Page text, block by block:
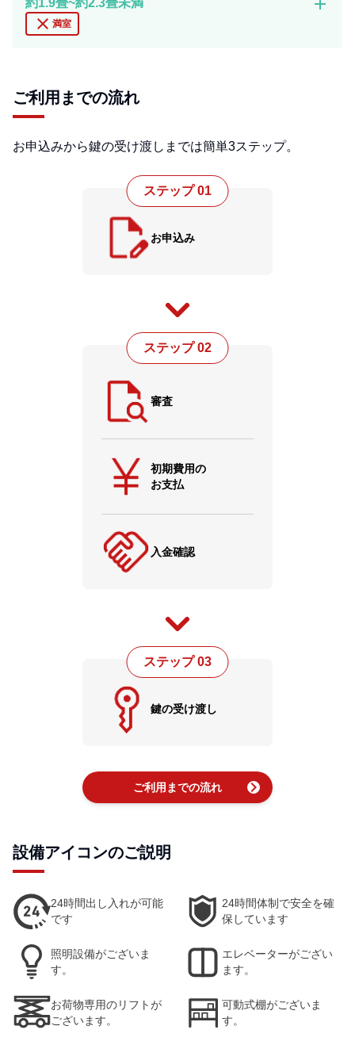
約1.9畳~約2.3畳未満
close 満室
add
ご利用までの流れ
お申込みから鍵の受け渡しまでは簡単3ステップ。
ステップ 01
お申込み
ステップ 02
審査
初期費用の
お支払
入金確認
ステップ 03
鍵の受け渡し
ご利用までの流れ chevron_right
設備アイコンのご説明
24時間出し入れが可能
です
24時間体制で安全を確
保しています
照明設備がございま
す。
エレベーターがござい
ます。
お荷物専用のリフトが
ございます。
可動式棚がございま
す。